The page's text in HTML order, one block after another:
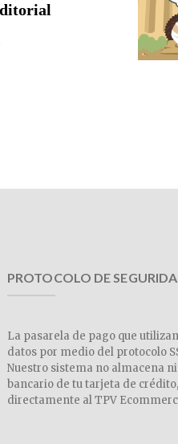
PROTOCOLO DE
La pasarela de pago que
datos por medio del protocolo
Nuestro sistema no almacena
bancario de tu tarjeta de
directamente al TPV